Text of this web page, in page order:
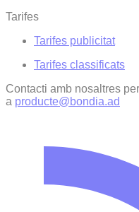
Tarifes
Tarifes publicitat
Tarifes classificats
Contacti amb nosaltres
a producte@bondia.ad